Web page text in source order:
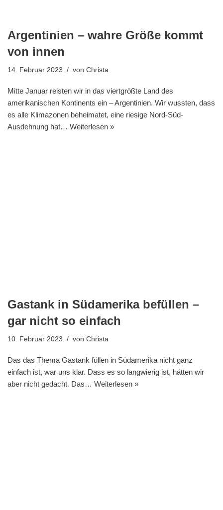
Argentinien – wahre Größe kommt
von innen
14. Februar 2023 von Christa
Mitte Januar reisten wir in das viertgrößte Land des
amerikanischen Kontinents ein – Argentinien. Wir wussten, dass
es alle Klimazonen beheimatet, eine riesige Nord-Süd-
Ausdehnung hat… Weiterlesen »
Gastank in Südamerika befüllen –
gar nicht so einfach
10. Februar 2023 von Christa
Das das Thema Gastank füllen in Südamerika nicht ganz
einfach ist, war uns klar. Dass es so langwierig ist, hätten wir
aber nicht gedacht. Das… Weiterlesen »